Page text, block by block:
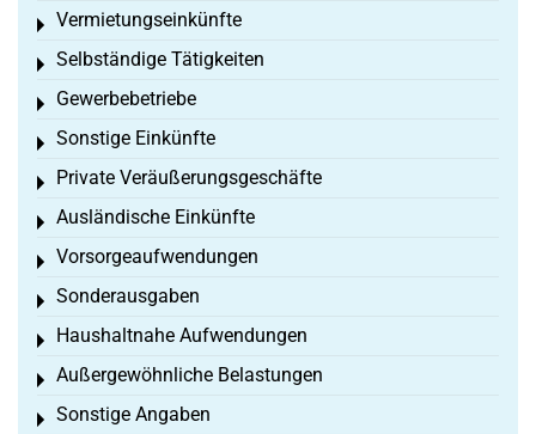
Vermietungseinkünfte
Toggle menu
Selbständige Tätigkeiten
Toggle menu
Gewerbebetriebe
Toggle menu
Sonstige Einkünfte
Toggle menu
Private Veräußerungsgeschäfte
Toggle menu
Ausländische Einkünfte
Toggle menu
Vorsorgeaufwendungen
Toggle menu
Sonderausgaben
Toggle menu
Haushaltnahe Aufwendungen
Toggle menu
Außergewöhnliche Belastungen
Toggle menu
Sonstige Angaben
Toggle menu